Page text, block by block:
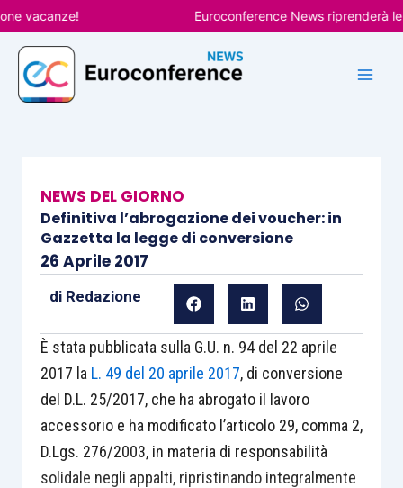
Vai
al
contenuto
Euroconference News riprenderà le
NEWS DEL GIORNO
Definitiva l’abrogazione dei voucher: in
Gazzetta la legge di conversione
26 Aprile 2017
di Redazione
È stata pubblicata sulla G.U. n. 94 del 22 aprile
2017 la L. 49 del 20 aprile 2017, di conversione
del D.L. 25/2017, che ha abrogato il lavoro
accessorio e ha modificato l’articolo 29, comma 2,
D.Lgs. 276/2003, in materia di responsabilità
solidale negli appalti, ripristinando integralmente